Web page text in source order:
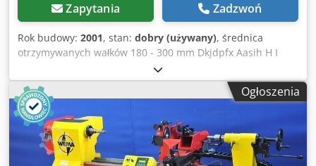
Zapytania Zadzwoń
Rok budowy: 2001, stan: dobry (używany), średnica
otrzymywanych wałków 180 - 300 mm Dkjdpfx Aasih H I
Dogjr minimalna długość obrabianych kłody 1200 mm ilość
zespołów frezujących 2 szt. (gór., dolny) moc silnika
napędu głowicy obtaczania 55 kW moc silników napędu
zespołu frezującego 2 x 11 kW moc silnika napędu układu
posuwowego 7,5 kW frezy w komplecie
Ogłoszenia